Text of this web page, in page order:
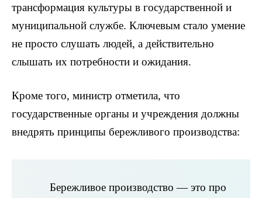
трансформация культуры в государственной и
муниципальной службе. Ключевым стало умение
не просто слушать людей, а действительно
слышать их потребности и ожидания.
Кроме того, министр отметила, что
государственные органы и учреждения должны
внедрять принципы бережливого производства:
Бережливое производство — это про